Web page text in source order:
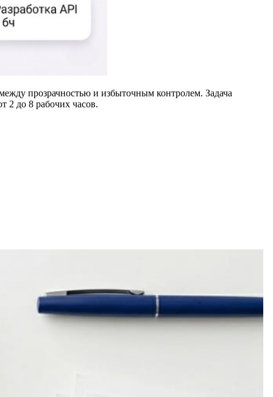
прозрачностью и избыточным контролем. Задача
2 до 8 рабочих часов.